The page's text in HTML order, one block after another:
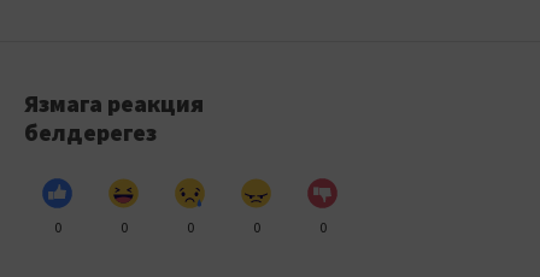
Язмага реакция
белдерегез
0 0 0 0 0